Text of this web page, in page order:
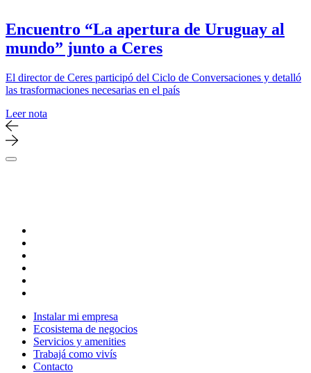
Encuentro “La apertura de Uruguay al
mundo” junto a Ceres
El director de Ceres participó del Ciclo de Conversaciones y detalló
las trasformaciones necesarias en el país
Leer nota
Instalar mi empresa
Ecosistema de negocios
Servicios y amenities
Trabajá como vivís
Contacto